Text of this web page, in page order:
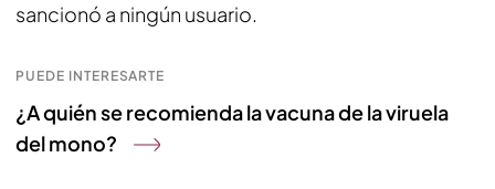
sancionó a ningún usuario.
PUEDE INTERESARTE
¿A quién se recomienda la vacuna de la viruela
del mono?